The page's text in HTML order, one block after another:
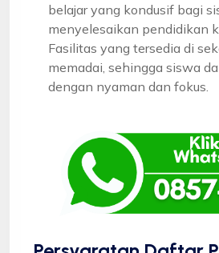
belajar yang kondusif bagi
menyelesaikan pendidikan
Fasilitas yang tersedia di
memadai, sehingga siswa
dengan nyaman dan fokus.